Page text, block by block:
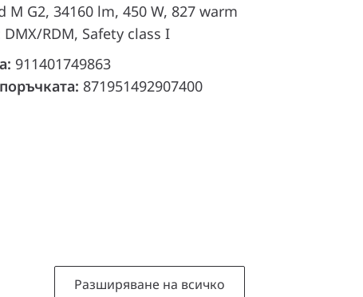
M G2, 34160 lm, 450 W, 827 warm
RDM, Safety class I
911401749863
871951492907400
Разширяване на всичко